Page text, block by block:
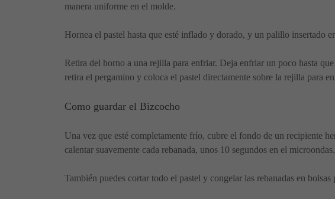
manera uniforme en el molde.
Hornea el pastel hasta que esté inflado y dorado, y un palillo insertado
Retira del horno a una rejilla para enfriar. Deja enfriar un poco hasta
retira el pergamino y coloca el pastel directamente sobre la rejilla para
Como guardar el Bizcocho
Una vez que esté completamente frío, cubre el fondo de un recipiente
calentar suavemente cada rebanada, unos 10 segundos en el microondas.
También puedes cortar todo el pastel y congelar las rebanadas en